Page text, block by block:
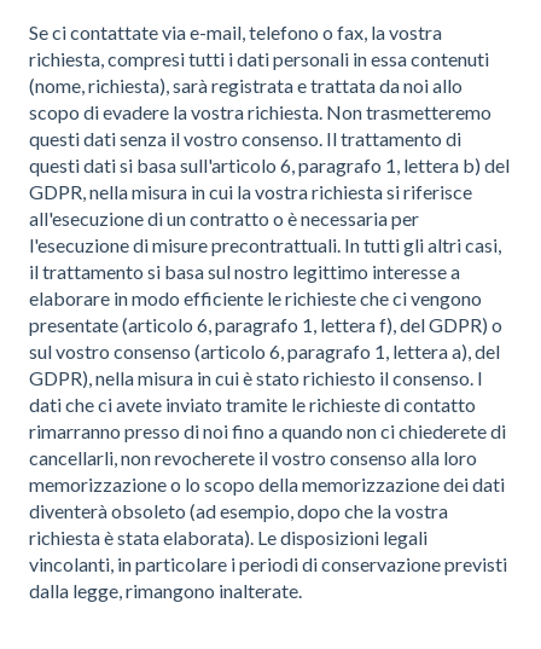
Se ci contattate via e-mail, telefono o fax, la vostra
richiesta, compresi tutti i dati personali in essa contenuti
(nome, richiesta), sarà registrata e trattata da noi allo
scopo di evadere la vostra richiesta. Non trasmetteremo
questi dati senza il vostro consenso. Il trattamento di
questi dati si basa sull'articolo 6, paragrafo 1, lettera b) del
GDPR, nella misura in cui la vostra richiesta si riferisce
all'esecuzione di un contratto o è necessaria per
l'esecuzione di misure precontrattuali. In tutti gli altri casi,
il trattamento si basa sul nostro legittimo interesse a
elaborare in modo efficiente le richieste che ci vengono
presentate (articolo 6, paragrafo 1, lettera f), del GDPR) o
sul vostro consenso (articolo 6, paragrafo 1, lettera a), del
GDPR), nella misura in cui è stato richiesto il consenso. I
dati che ci avete inviato tramite le richieste di contatto
rimarranno presso di noi fino a quando non ci chiederete di
cancellarli, non revocherete il vostro consenso alla loro
memorizzazione o lo scopo della memorizzazione dei dati
diventerà obsoleto (ad esempio, dopo che la vostra
richiesta è stata elaborata). Le disposizioni legali
vincolanti, in particolare i periodi di conservazione previsti
dalla legge, rimangono inalterate.